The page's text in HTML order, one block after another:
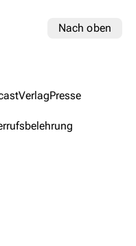
Nach oben
VerlagPresse